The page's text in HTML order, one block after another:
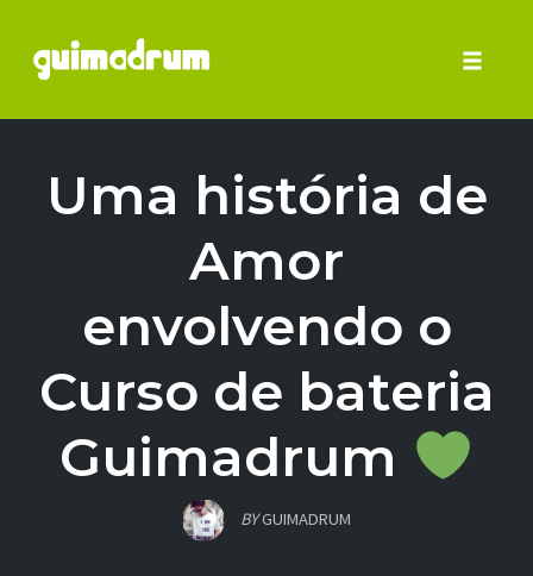
contentUma história de
Amor
envolvendo o
Curso de bateria
Guimadrum
BYGUIMADRUM